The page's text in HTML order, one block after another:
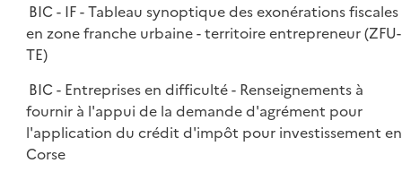
BIC - IF - Tableau synoptique des exonérations fiscales
en zone franche urbaine - territoire entrepreneur (ZFU-
TE)
BIC - Entreprises en difficulté - Renseignements à
fournir à l'appui de la demande d'agrément pour
l'application du crédit d'impôt pour investissement en
Corse